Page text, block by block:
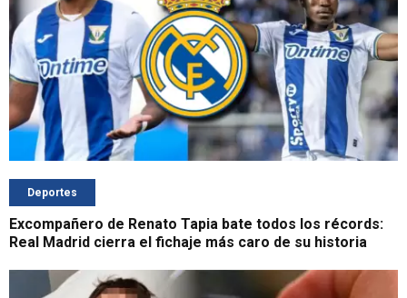
Deportes
Excompañero de Renato Tapia bate todos los récords:
Real Madrid cierra el fichaje más caro de su historia